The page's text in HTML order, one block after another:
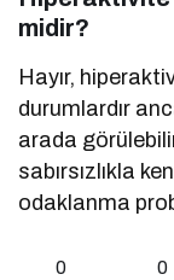
midir?
Hayır,
durumlardır
arada
sabırsızlıkla
odaklanma
0 0